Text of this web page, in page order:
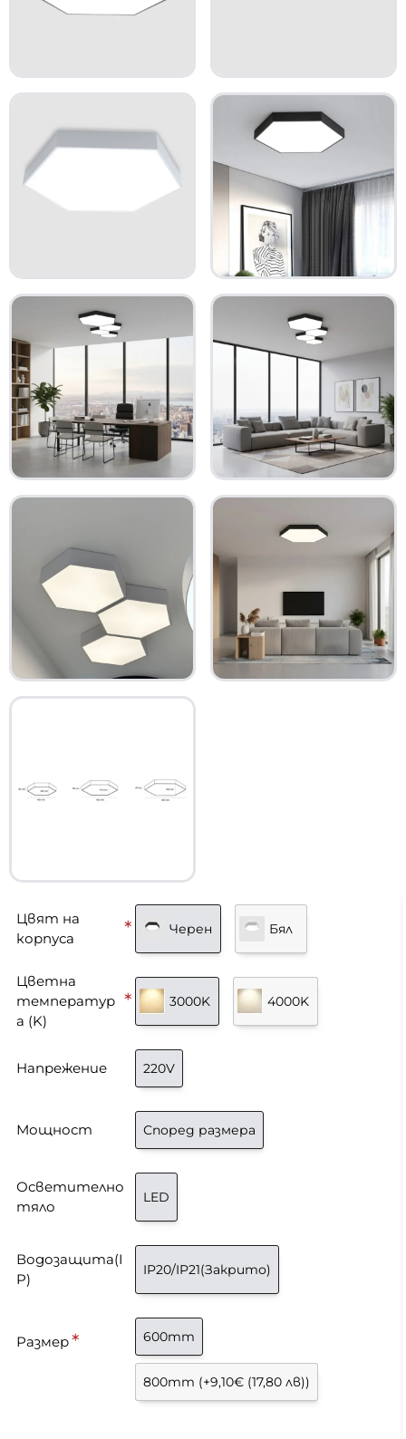
Цвят на
корпуса
Черен Бял
Цветна
температур
а (K)
3000K 4000K
Напрежение 220V
Мощност Според размера
Осветително
тяло
LED
Водозащита(I
P)
IP20/IP21(Закрито)
Размер 600mm
800mm (+9,10€ (17,80 лв))